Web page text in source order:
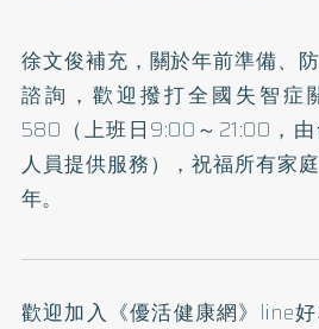
徐文俊補充，關於年前準備、
諮詢，歡迎撥打全國失智症
580（上班日9:00～21:00，由
人員提供服務），祝福所有家
年。
歡迎加入 《優活健康網》line